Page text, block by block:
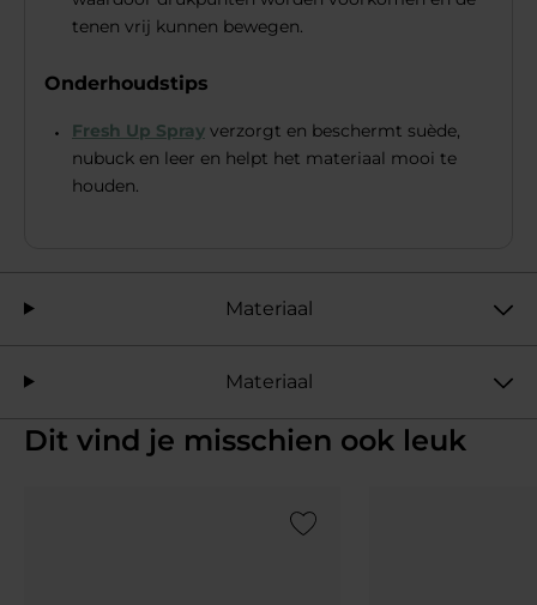
tenen vrij kunnen bewegen.
Onderhoudstips
Fresh Up Spray verzorgt en beschermt suède,
nubuck en leer en helpt het materiaal mooi te
houden.
Materiaal
Materiaal
Dit vind je misschien ook leuk
Add to Wishlist